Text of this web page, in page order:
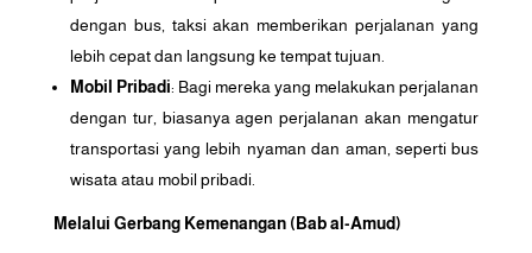
dengan bus, taksi akan memberikan perjalanan yang
lebih cepat dan langsung ke tempat tujuan.
Mobil Pribadi: Bagi mereka yang melakukan perjalanan
dengan tur, biasanya agen perjalanan akan mengatur
transportasi yang lebih nyaman dan aman, seperti bus
wisata atau mobil pribadi.
Melalui Gerbang Kemenangan (Bab al-Amud)